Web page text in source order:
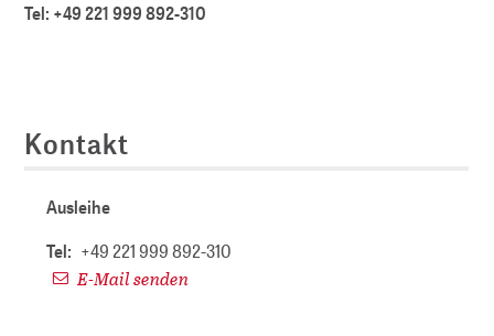
Tel: +49 221 999 892-310
Kontakt
Ausleihe
Tel: +49 221 999 892-310
E-Mail senden